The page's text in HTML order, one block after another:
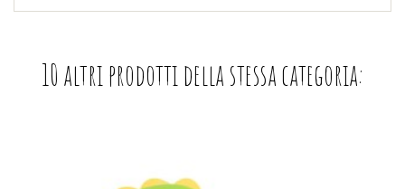
10 altri prodotti della stessa categoria: